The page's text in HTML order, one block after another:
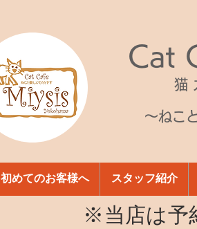
Cat
猫
～ねこ
初めてのお客様へ スタッフ紹介
​※当店は予